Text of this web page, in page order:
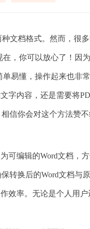
文档格式。然而，很
，你可以放心了！因
易懂，操作起来也非
字内容，还是需要将
信你会对这个方法赞不
可编辑的Word文档，
转换后的Word文档与
效率。无论是个人用